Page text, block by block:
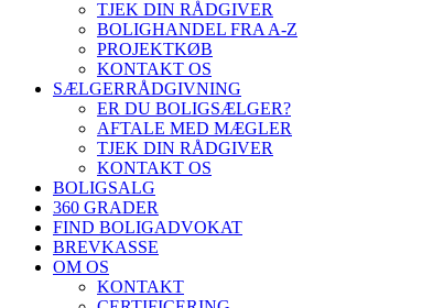
TJEK DIN RÅDGIVER
BOLIGHANDEL FRA A-Z
PROJEKTKØB
KONTAKT OS
SÆLGERRÅDGIVNING
ER DU BOLIGSÆLGER?
AFTALE MED MÆGLER
TJEK DIN RÅDGIVER
KONTAKT OS
BOLIGSALG
360 GRADER
FIND BOLIGADVOKAT
BREVKASSE
OM OS
KONTAKT